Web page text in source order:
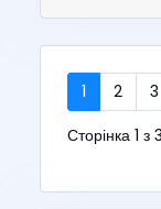
1 2 3
Сторінка 1 з 3